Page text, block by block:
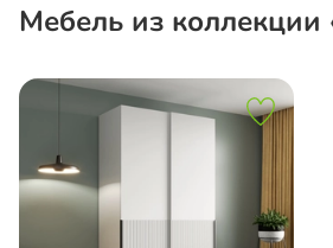
Мебель из коллекции